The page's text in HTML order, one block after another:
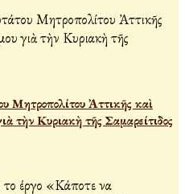
Μητροπολίτου Ἀττικῆς καὶ
τὴν Κυριακὴ τῆς Σαμαρείτιδος